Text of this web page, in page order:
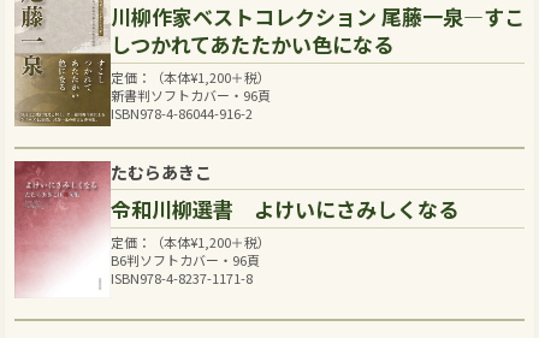
川柳作家ベストコレクション 尾藤一泉―すこ
しつかれてあたたかい色になる
定価：（本体¥1,200＋税）
新書判ソフトカバー・96頁
ISBN978-4-86044-916-2
たむらあきこ
令和川柳選書 よけいにさみしくなる
定価：（本体¥1,200＋税）
B6判ソフトカバー・96頁
ISBN978-4-8237-1171-8